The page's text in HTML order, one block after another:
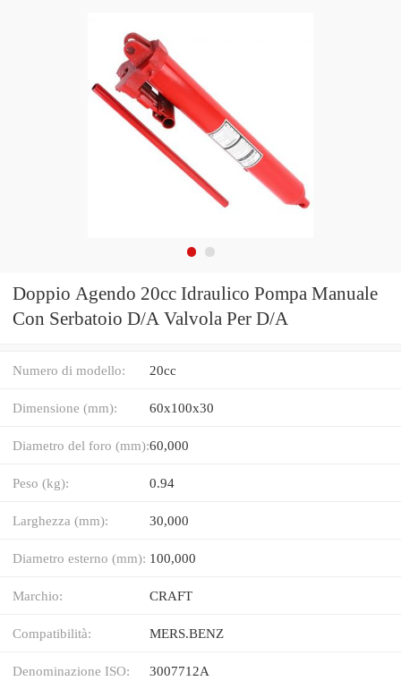
Doppio Agendo 20cc Idraulico Pompa Manuale
Con Serbatoio D/A Valvola Per D/A
Numero di modello: 20cc
Dimensione (mm): 60x100x30
Diametro del foro (mm):60,000
Peso (kg): 0.94
Larghezza (mm): 30,000
Diametro esterno (mm): 100,000
Marchio: CRAFT
Compatibilità: MERS.BENZ
Denominazione ISO: 3007712A